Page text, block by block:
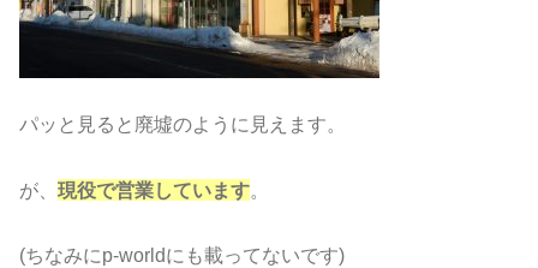
パッと見ると廃墟のように見えます。
が、現役で営業しています。
(ちなみにp-worldにも載ってないです)